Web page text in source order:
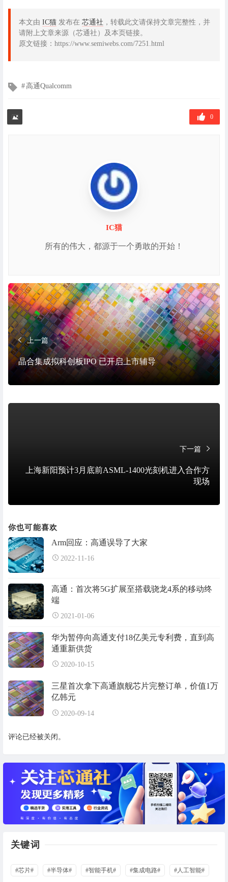
本文由 IC猫 发布在 芯通社 ，转载此文请保持文章完整性，并
请附上文章来源（芯通社）及本页链接。
原文链接：https://www.semiwebs.com/7251.html
文
签
高通Qualcomm
0
IC猫
所有的伟大，都源于一个勇敢的开始！
上一篇
晶合集成拟科创板IPO 已开启上市辅导
下一篇
上海新阳预计3月底前ASML-1400光刻机进入合作方
现场
你也可能喜欢
Arm回应：高通误导了大家
2022-11-16
高通：首次将5G扩展至搭载骁龙4系的移动终
端
2021-01-06
华为暂停向高通支付18亿美元专利费，直到高
通重新供货
2020-10-15
三星首次拿下高通旗舰芯片完整订单，价值1万
亿韩元
2020-09-14
评论已经被关闭。
关键词
#芯片# #半导体# #智能手机# #集成电路# #人工智能#